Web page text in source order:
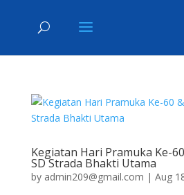
Kegiatan Hari Pramuka Ke-
SD Strada Bhakti Utama
by admin209@gmail.com | Aug